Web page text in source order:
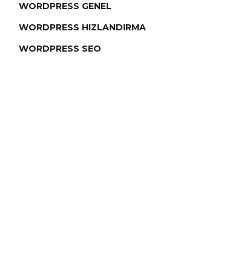
WORDPRESS GENEL
WORDPRESS HIZLANDIRMA
WORDPRESS SEO